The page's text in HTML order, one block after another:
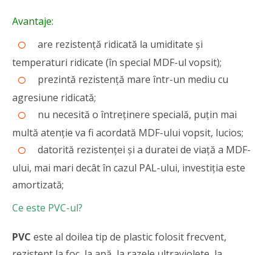
Avantaje:
are rezistență ridicată la umiditate și
temperaturi ridicate (în special MDF-ul vopsit);
prezintă rezistență mare într-un mediu cu
agresiune ridicată;
nu necesită o întreținere specială, puțin mai
multă atenție va fi acordată MDF-ului vopsit, lucios;
datorită rezistenței și a duratei de viață a MDF-
ului, mai mari decât în cazul PAL-ului, investiția este
amortizată;
Ce este PVC-ul?
PVC este al doilea tip de plastic folosit frecvent,